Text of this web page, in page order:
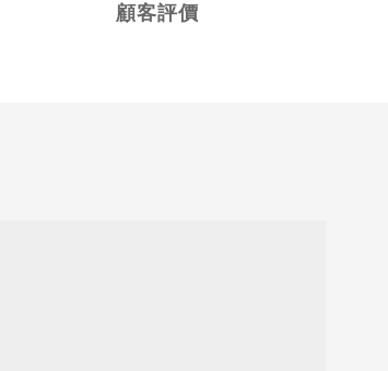
顧客評價